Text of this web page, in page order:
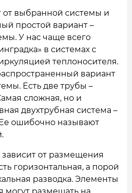
от выбранной системы и
простой вариант –
У нас чаще всего
в системах с
теплоносителя.
вариант
Есть две трубы –
сложная, но и
двухтрубная система –
ошибочно называют
зависит от размещения
горизонтальная, а порой
разводка. Элементы